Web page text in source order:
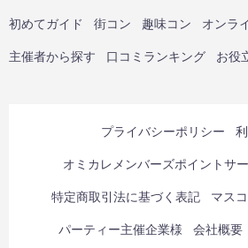
初めてガイド 街コン 趣味コン オンラ
主催者から探す 口コミランキング お役
プライバシーポリシー
オミカレメンバーズポイントサ
特定商取引法に基づく表記 マス
パーティー主催企業様 会社概要